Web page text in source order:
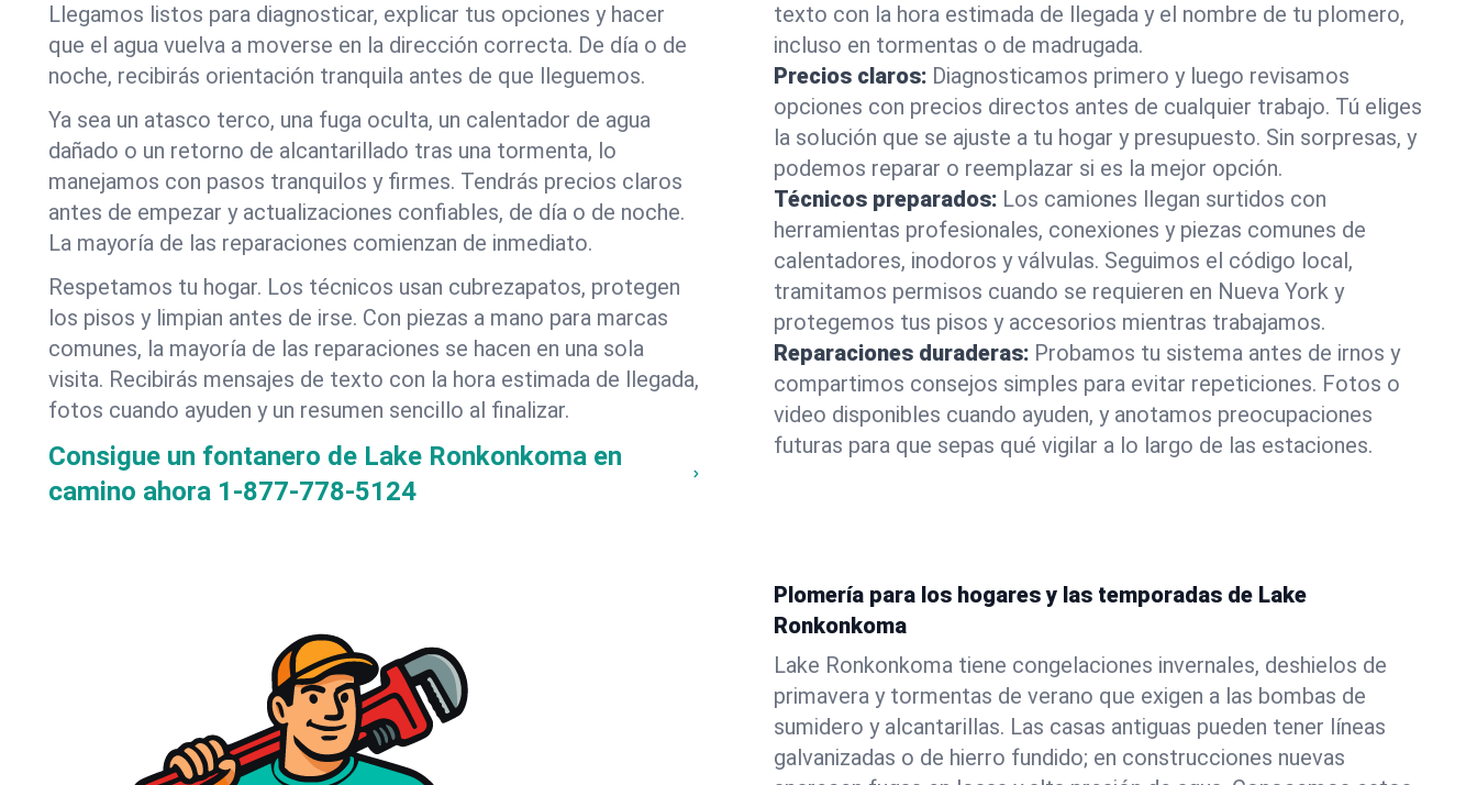
Llegamos listos para diagnosticar, explicar tus opciones y hacer
que el agua vuelva a moverse en la dirección correcta. De día o de
noche, recibirás orientación tranquila antes de que lleguemos.
Ya sea un atasco terco, una fuga oculta, un calentador de agua
dañado o un retorno de alcantarillado tras una tormenta, lo
manejamos con pasos tranquilos y firmes. Tendrás precios claros
antes de empezar y actualizaciones confiables, de día o de noche.
La mayoría de las reparaciones comienzan de inmediato.
Respetamos tu hogar. Los técnicos usan cubrezapatos, protegen
los pisos y limpian antes de irse. Con piezas a mano para marcas
comunes, la mayoría de las reparaciones se hacen en una sola
visita. Recibirás mensajes de texto con la hora estimada de llegada,
fotos cuando ayuden y un resumen sencillo al finalizar.
Consigue un fontanero de Lake Ronkonkoma en
camino ahora 1-877-778-5124
texto con la hora estimada de llegada y el nombre de tu plomero,
incluso en tormentas o de madrugada.
Precios claros: Diagnosticamos primero y luego revisamos
opciones con precios directos antes de cualquier trabajo. Tú eliges
la solución que se ajuste a tu hogar y presupuesto. Sin sorpresas, y
podemos reparar o reemplazar si es la mejor opción.
Técnicos preparados: Los camiones llegan surtidos con
herramientas profesionales, conexiones y piezas comunes de
calentadores, inodoros y válvulas. Seguimos el código local,
tramitamos permisos cuando se requieren en Nueva York y
protegemos tus pisos y accesorios mientras trabajamos.
Reparaciones duraderas: Probamos tu sistema antes de irnos y
compartimos consejos simples para evitar repeticiones. Fotos o
video disponibles cuando ayuden, y anotamos preocupaciones
futuras para que sepas qué vigilar a lo largo de las estaciones.
Plomería para los hogares y las temporadas de Lake
Ronkonkoma
Lake Ronkonkoma tiene congelaciones invernales, deshielos de
primavera y tormentas de verano que exigen a las bombas de
sumidero y alcantarillas. Las casas antiguas pueden tener líneas
galvanizadas o de hierro fundido; en construcciones nuevas